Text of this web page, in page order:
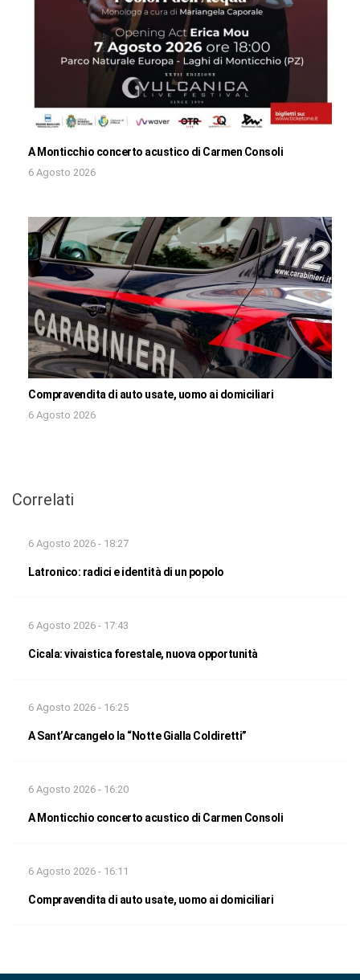
A Monticchio concerto acustico di Carmen Consoli
6 Agosto 2026
Compravendita di auto usate, uomo ai domiciliari
6 Agosto 2026
Correlati
6 Agosto 2026 - 18:27
Latronico: radici e identità di un popolo
6 Agosto 2026 - 17:43
Cicala: vivaistica forestale, nuova opportunità
6 Agosto 2026 - 16:25
A Sant’Arcangelo la “Notte Gialla Coldiretti”
6 Agosto 2026 - 16:20
A Monticchio concerto acustico di Carmen Consoli
6 Agosto 2026 - 16:11
Compravendita di auto usate, uomo ai domiciliari